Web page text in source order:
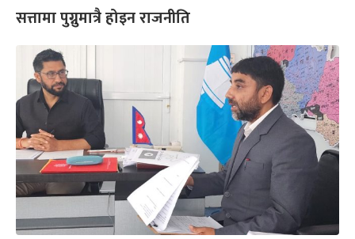
सत्तामा पुग्नुमात्रै होइन राजनीति